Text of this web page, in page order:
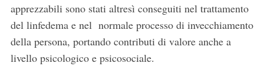
apprezzabili sono stati altresì conseguiti nel trattamento
del linfedema e nel normale processo di invecchiamento
della persona, portando contributi di valore anche a
livello psicologico e psicosociale.